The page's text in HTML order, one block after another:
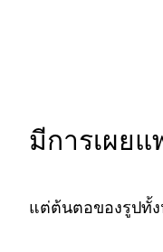
มีการเผย
แต่ต้นตอของรูปทั้